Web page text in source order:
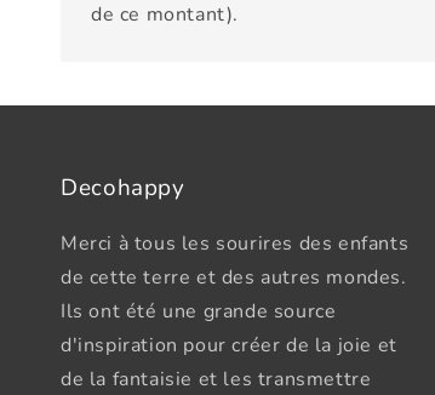
de ce montant).
Decohappy
Merci à tous les sourires des enfants
de cette terre et des autres mondes.
Ils ont été une grande source
d'inspiration pour créer de la joie et
de la fantaisie et les transmettre